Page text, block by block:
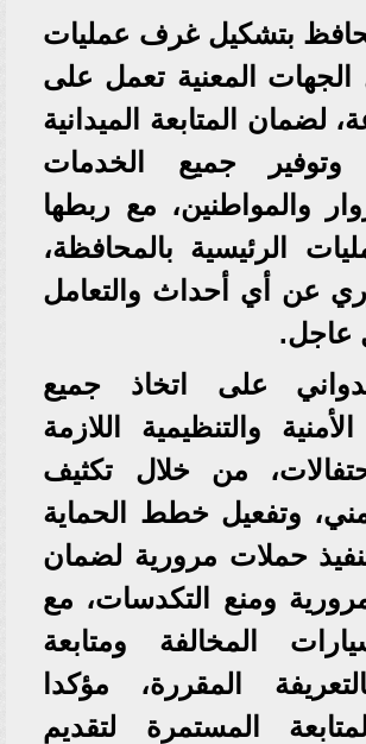
بتشكيل غرف عمليات
المعنية تعمل على
لضمان المتابعة الميدانية
وتوفير جميع الخدمات
والمواطنين، مع ربطها
الرئيسية بالمحافظة،
عن أي أحداث والتعامل
عاجل.
على اتخاذ جميع
والتنظيمية اللازمة
من خلال تكثيف
وتفعيل خطط الحماية
حملات مرورية لضمان
ومنع التكدسات، مع
المخالفة ومتابعة
المقررة، مؤكدا
المستمرة لتقديم